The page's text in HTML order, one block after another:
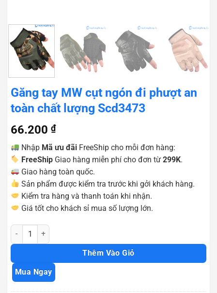
Găng tay MW cụt ngón đi phượt an
toàn chất lượng Scd3473
66.200 ₫
Nhập Mã ưu đãi FreeShip cho mỗi đơn hàng:
FreeShip Giao hàng miễn phí cho đơn từ299K.
Giao hàng toàn quốc.
Sản phẩm được kiểm tra trước khi gởi khách hàng.
Kiểm tra hàng và thanh toán khi nhận.
Giá tốt cho khách sỉ mua số lượng lớn.
Găng tay MW cụt ngón đi phượt an toàn chất lượng Scd3473 số
Thêm Vào Giỏ
Mua Ngay